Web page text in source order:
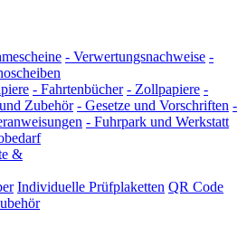
- Verwertungsnachweise -
- Fahrtenbücher - Zollpapiere -
Zubehör - Gesetze und Vorschriften -
- Fuhrpark und Werkstatt
&
Individuelle Prüfplaketten QR Code